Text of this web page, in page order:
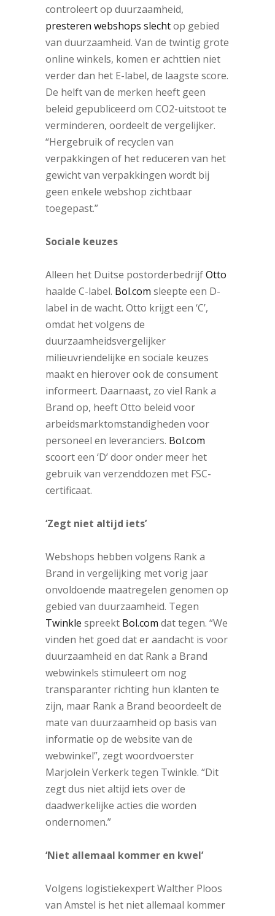
controleert op duurzaamheid,
presteren webshops slechtop gebied
van duurzaamheid. Van de twintig grote
online winkels, komen er achttien niet
verder dan het E-label, de laagste score.
De helft van de merken heeft geen
beleid gepubliceerd om CO2-uitstoot te
verminderen, oordeelt de vergelijker.
“Hergebruik of recyclen van
verpakkingen of het reduceren van het
gewicht van verpakkingen wordt bij
geen enkele webshop zichtbaar
toegepast.”
Sociale keuzes
Alleen het Duitse postorderbedrijfOtto
haalde C-label. Bol.com sleepte een D-
label in de wacht. Otto krijgt een ‘C’,
omdat het volgens de
duurzaamheidsvergelijker
milieuvriendelijke en sociale keuzes
maakt en hierover ook de consument
informeert. Daarnaast, zo viel Rank a
Brand op, heeft Otto beleid voor
arbeidsmarktomstandigheden voor
personeel en leveranciers. Bol.com
scoort een ‘D’ door onder meer het
gebruik van verzenddozen met FSC-
certificaat.
‘Zegt niet altijd iets’
Webshops hebben volgens Rank a
Brand in vergelijking met vorig jaar
onvoldoende maatregelen genomen op
gebied van duurzaamheid. Tegen
Twinkle spreekt Bol.com dat tegen. “We
vinden het goed dat er aandacht is voor
duurzaamheid en dat Rank a Brand
webwinkels stimuleert om nog
transparanter richting hun klanten te
zijn, maar Rank a Brand beoordeelt de
mate van duurzaamheid op basis van
informatie op de website van de
webwinkel”, zegt woordvoerster
Marjolein Verkerk tegen Twinkle. “Dit
zegt dus niet altijd iets over de
daadwerkelijke acties die worden
ondernomen.”
‘Niet allemaal kommer en kwel’
Volgens logistiekexpert Walther Ploos
van Amstel is het niet allemaal kommer